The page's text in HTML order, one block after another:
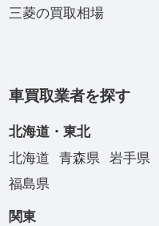
三菱の買取相場
車買取業者を探す
北海道・東北
北海道
青森県 岩手県
福島県
関東